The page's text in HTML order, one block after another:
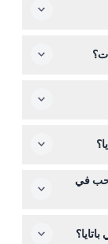
التغييرات
يدفعان رسوم
أثناء
الأبعاد
في